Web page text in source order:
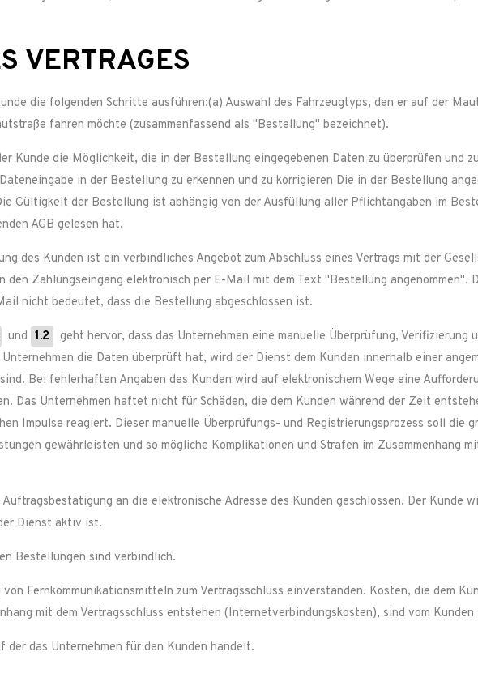
VERTRAGES
die folgenden Schritte ausführen:(a) Auswahl des Fahrzeugtyps, den er auf der
fahren möchte (zusammenfassend als "Bestellung" bezeichnet).
Kunde die Möglichkeit, die in der Bestellung eingegebenen Daten zu überprüfen und
in der Bestellung zu erkennen und zu korrigieren Die in der Bestellung
Gültigkeit der Bestellung ist abhängig von der Ausfüllung aller Pflichtangaben im
AGB gelesen hat.
des Kunden ist ein verbindliches Angebot zum Abschluss eines Vertrags mit der
den Zahlungseingang elektronisch per E-Mail mit dem Text "Bestellung angenommen".
nicht bedeutet, dass die Bestellung abgeschlossen ist.
und 1.2
geht hervor, dass das Unternehmen eine manuelle Überprüfung, Verifizierung
die Daten überprüft hat, wird der Dienst dem Kunden innerhalb einer
Bei fehlerhaften Angaben des Kunden wird auf elektronischem Wege eine
Das Unternehmen haftet nicht für Schäden, die dem Kunden während der Zeit
Impulse reagiert. Dieser manuelle Überprüfungs- und Registrierungsprozess soll die
gewährleisten und so mögliche Komplikationen und Strafen im Zusammenhang
an die elektronische Adresse des Kunden geschlossen. Der Kunde
Dienst aktiv ist.
Bestellungen sind verbindlich.
Fernkommunikationsmitteln zum Vertragsschluss einverstanden. Kosten, die dem
mit dem Vertragsschluss entstehen (Internetverbindungskosten), sind vom Kunden
der das Unternehmen für den Kunden handelt.